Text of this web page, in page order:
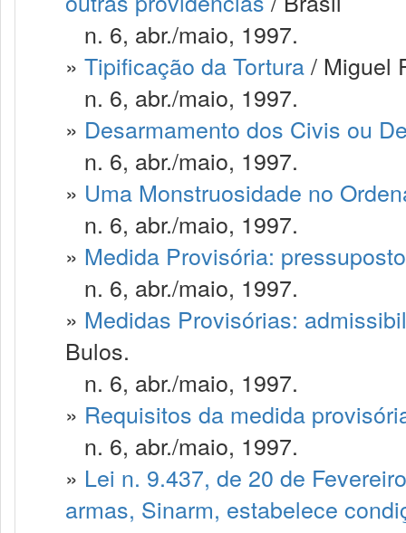
n. 6, abr./maio, 1997.
» Tipificação da Tortura/ Miguel
n. 6, abr./maio, 1997.
» Desarmamento dos Civis ou
n. 6, abr./maio, 1997.
» Uma Monstruosidade no
n. 6, abr./maio, 1997.
» Medida Provisória:
n. 6, abr./maio, 1997.
» Medidas Provisórias:
Bulos.
n. 6, abr./maio, 1997.
» Requisitos da medida
n. 6, abr./maio, 1997.
» Lei n. 9.437, de 20 de
armas, Sinarm, estabelece